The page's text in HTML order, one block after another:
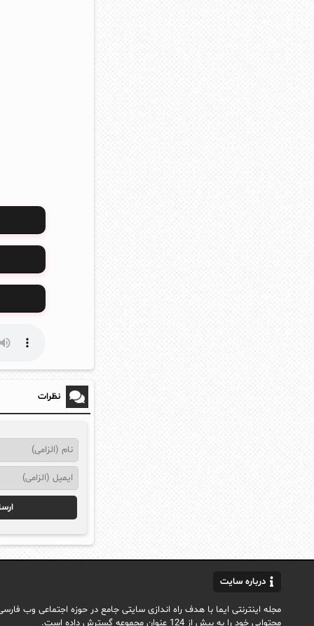
نظرات
درباره سایت
محتوایی خود را به بیش از 124 عنوان مجموعه گسترش داده است.